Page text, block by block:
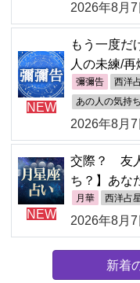
2026年8月7
NEW
もう一度だ
人の未練/再
彌彌告 西洋
あの人の気持ち
2026年8月7
NEW
交際？ 友
ち？】あな
月華 西洋占
2026年8月7
新着